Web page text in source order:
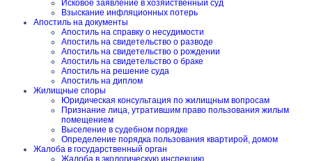
Исковое заявление в хозяйственный суд
Взыскание инфляционных потерь
Апостиль на документы
Апостиль на справку о несудимости
Апостиль на свидетельство о разводе
Апостиль на свидетельство о рождении
Апостиль на свидетельство о браке
Апостиль на решение суда
Апостиль на диплом
Жилищные споры
Юридическая консультация по жилищным вопросам
Признание лица, утратившим право пользования жилым
помещением
Выселение в судебном порядке
Определение порядка пользования квартирой, домом
Жалоба в государственный орган
Жалоба в экологическую инспекцию